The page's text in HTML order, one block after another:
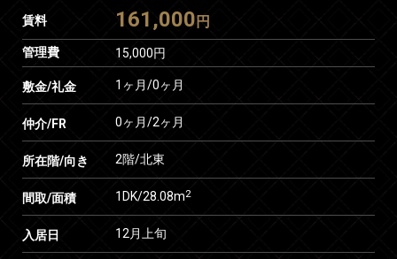
賃料 161,000 円
管理費 15,000円
敷金/礼金 1ヶ月/0ヶ月
仲介/FR 0ヶ月/2ヶ月
所在階/向き 2階/北東
間取/面積 1DK/28.08m2
入居日 12月上旬